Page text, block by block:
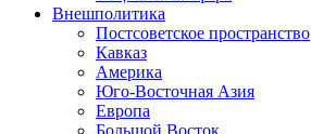
Внешполитика
Постсоветское пространство
Кавказ
Америка
Юго-Восточная Азия
Европа
Большой Восток